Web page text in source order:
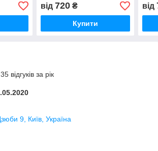
від 720₴
Купити
від
відгуків за рік
9, Київ, Україна